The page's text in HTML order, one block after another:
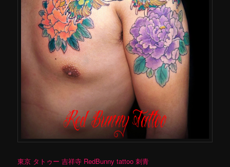
東京 タトゥー 吉祥寺 RedBunny tattoo 刺青